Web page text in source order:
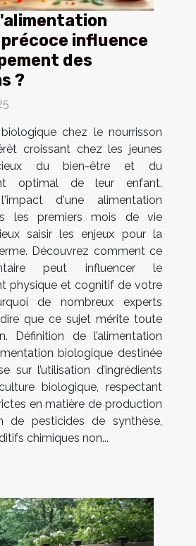
influence
des
?
chez le nourrisson
croissant chez les jeunes
du bien-être et du
optimal de leur enfant.
d'une alimentation
les premiers mois de vie
saisir les enjeux pour la
Découvrez comment ce
peut influencer le
physique et cognitif de votre
de nombreux experts
que ce sujet mérite toute
Définition de l’alimentation
biologique destinée
sur l’utilisation d’ingrédients
biologique, respectant
en matière de production
de pesticides de synthèse,
chimiques non...